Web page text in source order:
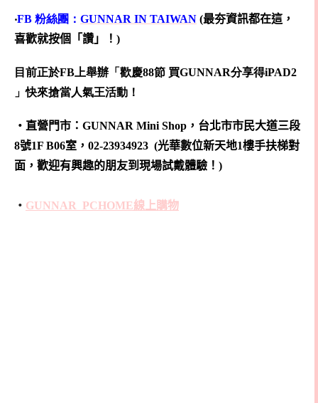
‧FB 粉絲團： GUNNAR IN TAIWAN (最夯資訊都在這，
喜歡就按個「讚」！)
目前正於FB 上舉辦「歡慶88節 買GUNNAR分享得iPAD2
」快來搶當人氣王活動！
‧直營門市：GUNNAR Mini Shop，台北市市民大道三段
8號1F B06室，02-23934923 (光華數位新天地1樓手扶梯對
面，歡迎有興趣的朋友到現場試戴體驗！)
‧ GUNNAR PCHOME線上購物